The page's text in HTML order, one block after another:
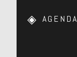
AGENDA